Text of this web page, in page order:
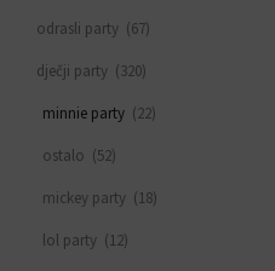
odrasli party (67)
dječji party (320)
minnie party (22)
ostalo (52)
mickey party (18)
lol party (12)